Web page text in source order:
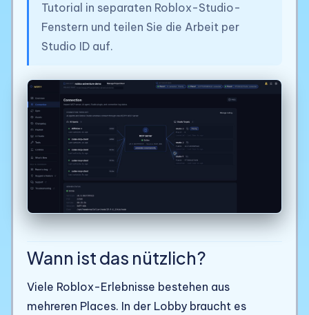
Tutorial in separaten Roblox-Studio-
Fenstern und teilen Sie die Arbeit per
Studio ID auf.
Wann ist das nützlich?
Viele Roblox-Erlebnisse bestehen aus
mehreren Places. In der Lobby braucht es